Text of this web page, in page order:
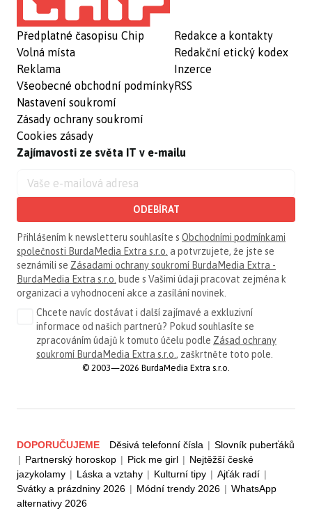
Předplatné časopisu Chip
Volná místa
Reklama
Všeobecné obchodní podmínky
Nastavení soukromí
Zásady ochrany soukromí
Cookies zásady
Redakce a kontakty
Redakční etický kodex
Inzerce
RSS
Zajímavosti ze světa IT v e-mailu
ODEBÍRAT
Přihlášením k newsletteru souhlasíte s Obchodními podmínkami
společnosti BurdaMedia Extra s.r.o. a potvrzujete, že jste se
seznámili se Zásadami ochrany soukromí BurdaMedia Extra -
BurdaMedia Extra s.r.o. bude s Vašimi údaji pracovat zejména k
organizaci a vyhodnocení akce a zasílání novinek.
Chcete navíc dostávat i další zajímavé a exkluzivní
informace od našich partnerů? Pokud souhlasíte se
zpracováním údajů k tomuto účelu podle Zásad ochrany
soukromí BurdaMedia Extra s.r.o., zaškrtněte toto pole.
© 2003—2026 BurdaMedia Extra s.r.o.
DOPORUČUJEME Děsivá telefonní čísla | Slovník puberťáků
| Partnerský horoskop | Pick me girl | Nejtěžší české
jazykolamy | Láska a vztahy | Kulturní tipy | Ajťák radí |
Svátky a prázdniny 2026 | Módní trendy 2026 | WhatsApp
alternativy 2026